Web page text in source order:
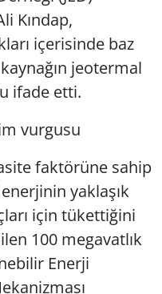
Kındap,
içerisinde baz
jeotermal
ifade etti.
vurgusu
faktörüne sahip
yaklaşık
için tükettiğini
100 megavatlık
Enerji